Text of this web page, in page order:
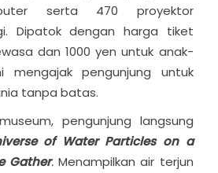
serta 470 proyektor
Dipatok dengan harga tiket
dan 1000 yen untuk anak-
mengajak pengunjung untuk
tanpa batas.
pengunjung langsung
of Water Particles on a
Gather.Menampilkan air terjun